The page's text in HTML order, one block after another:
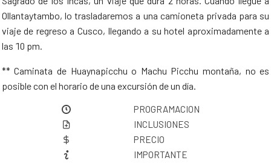
Ollantaytambo, lo trasladaremos a una camioneta privada para su
viaje de regreso a Cusco, llegando a su hotel aproximadamente a
las 10 pm.
** Caminata de Huaynapicchu o Machu Picchu montaña, no es
posible con el horario de una excursión de un día.
PROGRAMACION
INCLUSIONES
PRECIO
IMPORTANTE